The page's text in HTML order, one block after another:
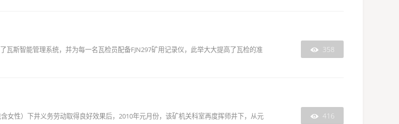
斯智能管理系统，并为每一名瓦检员配备FJN297矿用记录仪，此举大大提高了瓦检的准
 358
女性）下井义务劳动取得良好效果后，2010年元月份，该矿机关科室再度挥师井下，从元
 416